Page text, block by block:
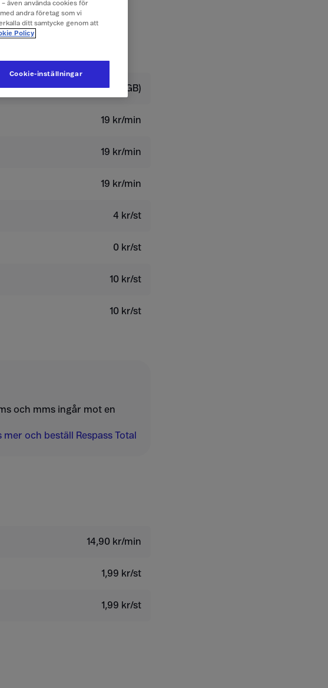
Surfpass 269 kr/dygn (0,3 GB)
19 kr/min
19 kr/min
19 kr/min
4 kr/st
0 kr/st
10 kr/st
10 kr/st
och mms ingår mot en
mer och beställ Respass Total
14,90 kr/min
1,99 kr/st
1,99 kr/st
även använda cookies för
andra företag som vi
ditt samtycke genom att
Policy
Cookie-inställningar